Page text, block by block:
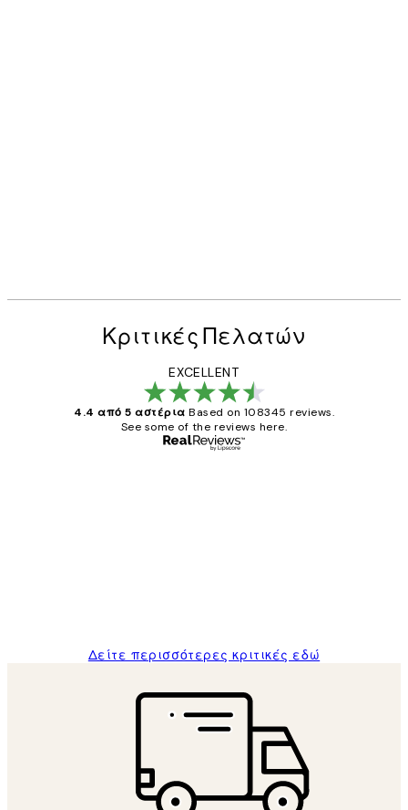
Κριτικές Πελατών
EXCELLENT
4.4 από 5 αστέρια Based on 108345 reviews.
See some of the reviews here.
Δείτε περισσότερες κριτικές εδώ